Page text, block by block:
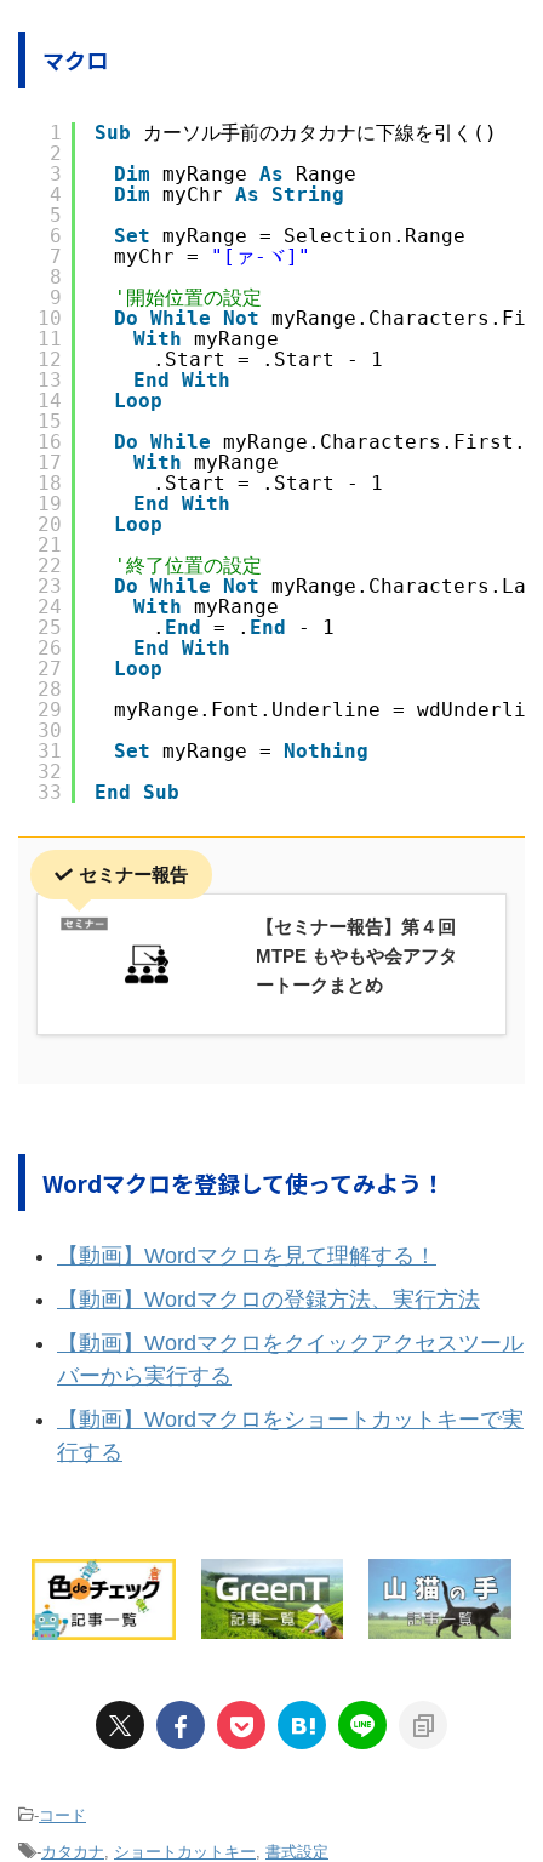
マクロ
1
2
3
4
5
6
7
8
9
10
11
12
13
14
15
16
17
18
19
20
21
22
23
24
25
26
27
28
29
30
31
32
33
Sub
カーソル手前のカタカナに下線を引く()
Dim myRange As
Range
Dim myChr As
String
Set myRange = Selection.Range
myChr =
"[ァ-ヾ]"
'開始位置の設定
Do While Not
With myRange
.Start = .Start - 1
End
With
Loop
Do While
With myRange
.Start = .Start - 1
End
With
Loop
'終了位置の設定
Do While Not
With myRange
. End = . End
- 1
End
With
Loop
myRange.Font.Underline =
Set myRange =
Nothing
End
Sub
セミナー報告
【セミナー報告】第４回
MTPE もやもや会アフタ
ートークまとめ
Wordマクロを登録して使ってみよう！
【動画】Wordマクロを見て理解する！
【動画】Wordマクロの登録方法、実行方法
【動画】Wordマクロをクイックアクセスツール
バーから実行する
【動画】Wordマクロをショートカットキーで実
行する
-コード
-カタカナ ショートカットキー 書式設定